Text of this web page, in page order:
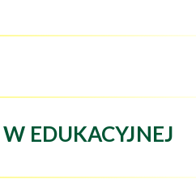
EDUKACYJNEJ